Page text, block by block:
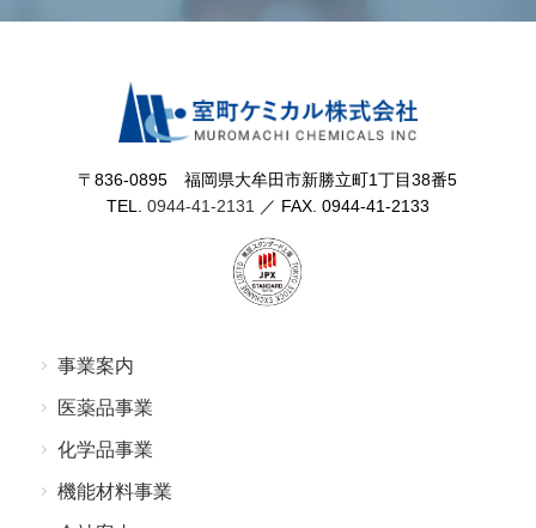
〒836-0895 福岡県⼤牟⽥市新勝⽴町1丁⽬38番5
TEL. 0944-41-2131 ／ FAX. 0944-41-2133
事業案内
医薬品事業
化学品事業
機能材料事業